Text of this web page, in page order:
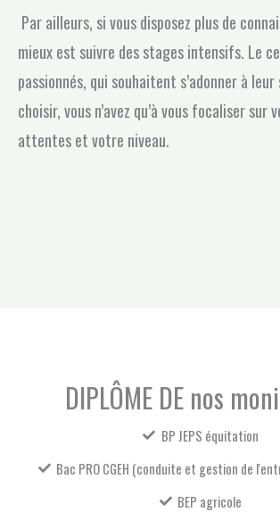
Par ailleurs, si vous disposez plus de
mieux est suivre des stages intensifs. Le
passionnés, qui souhaitent s’adonner à
choisir, vous n’avez qu’à vous focaliser sur
attentes et votre niveau.
DIPLÔME DE nos
BP JEPS équitation
Bac PRO CGEH (conduite et gestion de
BEP agricole